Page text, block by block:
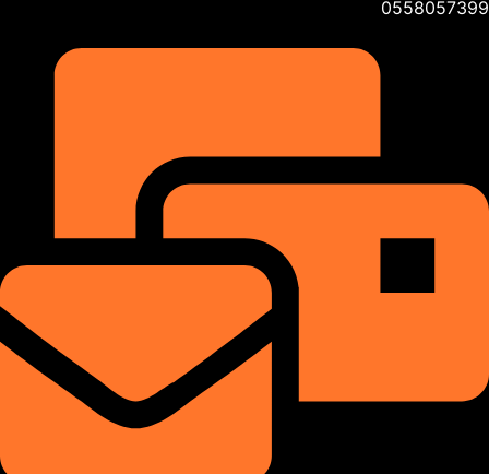
0558057399